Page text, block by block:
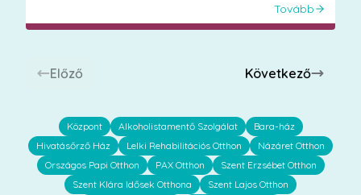
Tovább
Előző Következő
Központ Alkoholistamentő Szolgálat
Bara-ház
Hivatásőrző Ház
Lelki Rehabilitációs Otthon
Názáret Otthon
Országos Papi Otthon
PAX Otthon
Szent Erzsébet Otthon
Szent Klára Idősek Otthona
Szent Lajos Otthon